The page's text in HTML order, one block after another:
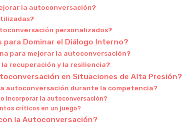
la autoconversación?
personalizados?
para Dominar el Diálogo Interno?
para mejorar la autoconversación?
recuperación y la resiliencia?
en Situaciones de Alta Presión?
autoconversación durante la competencia?
incorporar la autoconversación?
críticos en un juego?
la Autoconversación?